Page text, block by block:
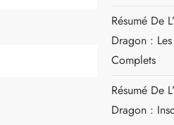
Résumé De
Dragon :
Complets
Résumé De
Dragon :